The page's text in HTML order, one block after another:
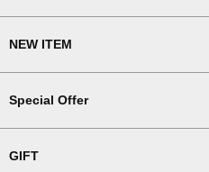
NEW ITEM
Special Offer
GIFT